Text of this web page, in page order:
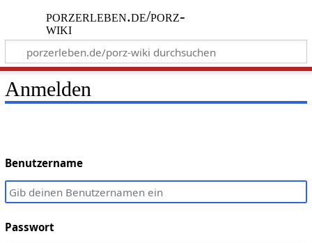
porzerleben.de/porz-
wiki
Anmelden
Benutzername
Passwort